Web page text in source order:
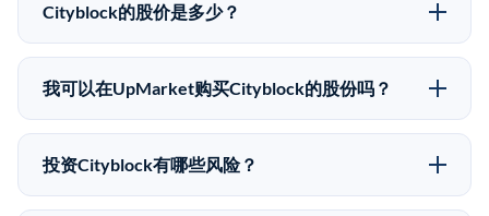
Cityblock的股价是多少？
Cityblock没有公开股价，因为它是一家私有公司。最近
的已知股价来自其最近一轮融资。 二级市场上的Pre-
有所不同。
我可以在UpMarket购买Cityblock的股份吗？
可以。合格投资者可以通过填写本页表单或在
upmarket.co创建账户来表达对Cityblock股份的投资意
50,000美元。UpMarket是FINRA注册的经纪交易商，
投资Cityblock有哪些风险？
Pre-IPO投资存在重大风险。Cityblock的股份流动性